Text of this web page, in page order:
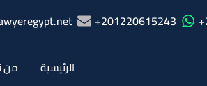
201220615243+
الرئيسية من